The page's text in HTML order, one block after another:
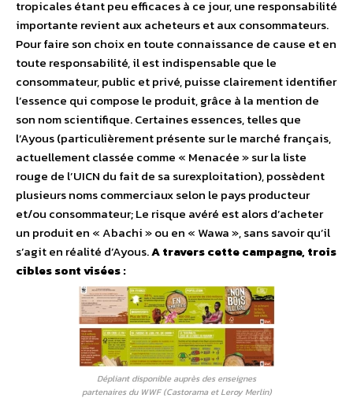
tropicales étant peu efficaces à ce jour, une responsabilité
importante revient aux acheteurs et aux consommateurs.
Pour faire son choix en toute connaissance de cause et en
toute responsabilité, il est indispensable que le
consommateur, public et privé, puisse clairement identifier
l’essence qui compose le produit, grâce à la mention de
son nom scientifique. Certaines essences, telles que
l’Ayous (particulièrement présente sur le marché français,
actuellement classée comme « Menacée » sur la liste
rouge de l’UICN du fait de sa surexploitation), possèdent
plusieurs noms commerciaux selon le pays producteur
et/ou consommateur; Le risque avéré est alors d’acheter
un produit en « Abachi » ou en « Wawa », sans savoir qu’il
s’agit en réalité d’Ayous.A travers cette campagne, trois
cibles sont visées :
Dépliant disponible auprès des enseignes
partenaires du WWF (Castorama et Leroy Merlin)